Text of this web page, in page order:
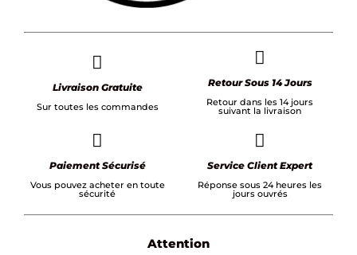
Livraison Gratuite
Sur toutes les commandes
Retour Sous 14 Jours
Retour dans les 14 jours
suivant la livraison
Paiement Sécurisé
Vous pouvez acheter en toute
sécurité
Service Client Expert
Réponse sous 24 heures les
jours ouvrés
Attention